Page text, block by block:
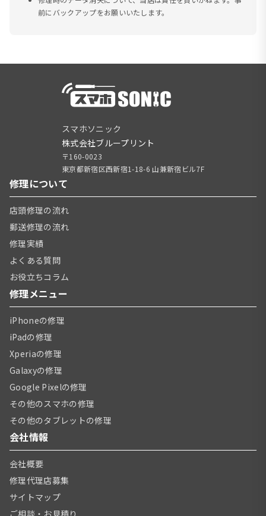
前にバックアップをお願いいたします。
スマホソニック
株式会社ブループリント
〒160-0023
東京都新宿区西新宿1-18-6 山兼新宿ビル7F
修理について
店頭修理の流れ
郵送修理の流れ
修理実績
よくある質問
お役立ちコラム
修理メニュー
iPhoneの修理
iPadの修理
Xperiaの修理
Galaxyの修理
Google Pixelの修理
その他のスマホの修理
その他のタブレットの修理
会社情報
会社概要
修理代理店募集
サイトマップ